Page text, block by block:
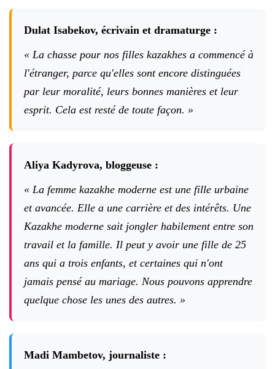
Dulat Isabekov, écrivain et dramaturge :
« La chasse pour nos filles kazakhes a commencé à
l'étranger, parce qu'elles sont encore distinguées
par leur moralité, leurs bonnes manières et leur
esprit. Cela est resté de toute façon. »
Aliya Kadyrova, bloggeuse :
« La femme kazakhe moderne est une fille urbaine
et avancée. Elle a une carrière et des intérêts. Une
Kazakhe moderne sait jongler habilement entre son
travail et la famille. Il peut y avoir une fille de 25
ans qui a trois enfants, et certaines qui n'ont
jamais pensé au mariage. Nous pouvons apprendre
quelque chose les unes des autres. »
Madi Mambetov, journaliste :